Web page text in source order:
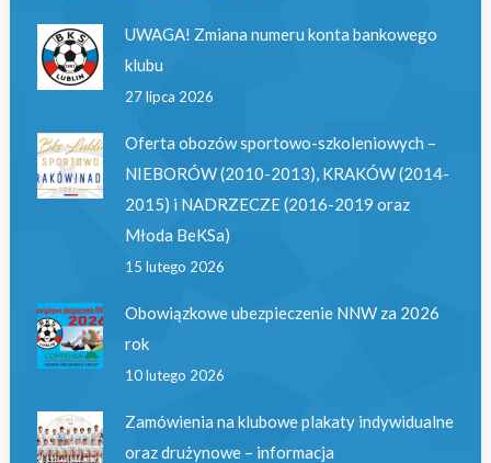
UWAGA! Zmiana numeru konta bankowego
klubu
27 lipca 2026
Oferta obozów sportowo-szkoleniowych –
NIEBORÓW (2010-2013), KRAKÓW (2014-
2015) i NADRZECZE (2016-2019 oraz
Młoda BeKSa)
15 lutego 2026
Obowiązkowe ubezpieczenie NNW za 2026
rok
10 lutego 2026
Zamówienia na klubowe plakaty indywidualne
oraz drużynowe – informacja